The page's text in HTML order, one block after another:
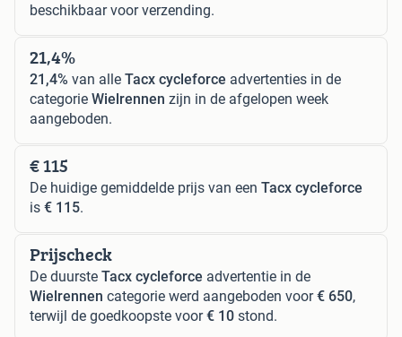
beschikbaar voor verzending.
21,4%
21,4% van alle Tacx cycleforce advertenties in de
categorie Wielrennen zijn in de afgelopen week
aangeboden.
€ 115
De huidige gemiddelde prijs van een Tacx cycleforce
is € 115.
Prijscheck
De duurste Tacx cycleforce advertentie in de
Wielrennen categorie werd aangeboden voor€ 650,
terwijl de goedkoopste voor€ 10 stond.